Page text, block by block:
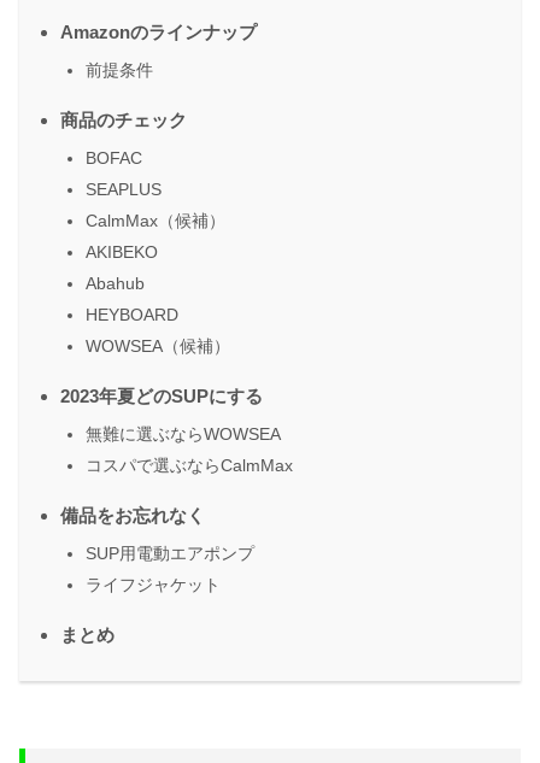
Amazonのラインナップ
前提条件
商品のチェック
BOFAC
SEAPLUS
CalmMax（候補）
AKIBEKO
Abahub
HEYBOARD
WOWSEA（候補）
2023年夏どのSUPにする
無難に選ぶならWOWSEA
コスパで選ぶならCalmMax
備品をお忘れなく
SUP用電動エアポンプ
ライフジャケット
まとめ